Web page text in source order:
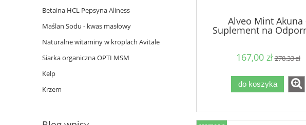
Betaina HCL Pepsyna Aliness
Maślan Sodu - kwas masłowy
Naturalne witaminy w kroplach Avitale
Siarka organiczna OPTI MSM
Kelp
Krzem
Alveo Mint Akuna
Suplement na
Oczyszczanie
167,00 zł278,33 zł
do koszyka